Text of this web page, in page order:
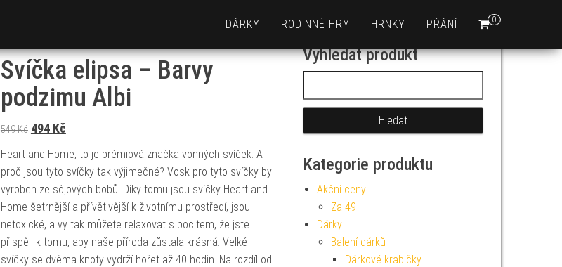
0
DÁRKY RODINNÉ HRY HRNKY PŘÁNÍ
Svíčka elipsa – Barvy
podzimu Albi
549Kč Původní cena byla: 549 Kč.
494 KčAktuální cena je: 494 Kč.
Heart and Home, to je prémiová značka vonných svíček. A
proč jsou tyto svíčky tak výjimečné? Vosk pro tyto svíčky byl
vyroben ze sójových bobů. Díky tomu jsou svíčky Heart and
Home šetrnější a přívětivější k životnímu prostředí, jsou
netoxické, a vy tak můžete relaxovat s pocitem, že jste
přispěli k tomu, aby naše příroda zůstala krásná. Velké
svíčky se dvěma knoty vydrží hořet až 40 hodin. Na rozdíl od
Vyhledat produkt
Kategorie produktu
Akční ceny
Za 49
Dárky
Balení dárků
Dárkové krabičky